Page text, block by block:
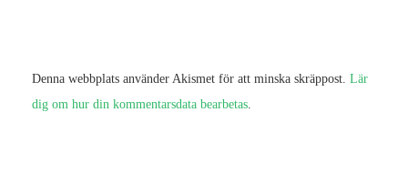
Denna webbplats använder Akismet för att minska skräppost. Lär
dig om hur din kommentarsdata bearbetas.